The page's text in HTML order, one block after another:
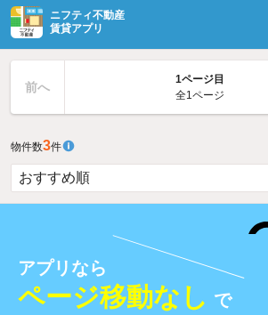
ニフティ不動産
賃貸アプリ
前へ
1ページ目
全1ページ
物件数3件
アプリなら
ページ移動なし で